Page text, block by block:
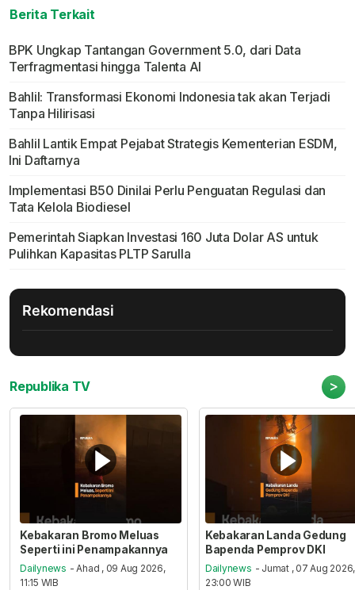
Berita Terkait
BPK Ungkap Tantangan Government 5.0, dari Data
Terfragmentasi hingga Talenta AI
Bahlil: Transformasi Ekonomi Indonesia tak akan Terjadi
Tanpa Hilirisasi
Bahlil Lantik Empat Pejabat Strategis Kementerian ESDM,
Ini Daftarnya
Implementasi B50 Dinilai Perlu Penguatan Regulasi dan
Tata Kelola Biodiesel
Pemerintah Siapkan Investasi 160 Juta Dolar AS untuk
Pulihkan Kapasitas PLTP Sarulla
Rekomendasi
Republika TV >
Kebakaran Bromo Meluas
Seperti ini Penampakannya
Dailynews - Ahad , 09 Aug 2026,
11:15 WIB
Kebakaran Landa Gedung
Bapenda Pemprov DKI
Dailynews - Jumat , 07 Aug 2026,
23:00 WIB